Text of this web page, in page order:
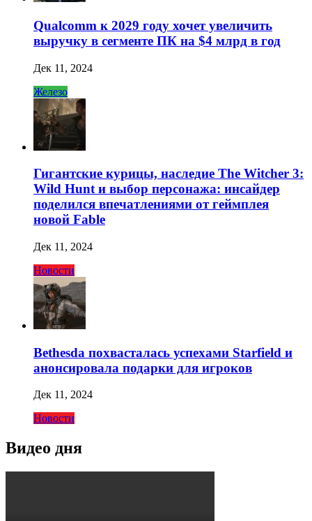
Qualcomm к 2029 году хочет увеличить
выручку в сегменте ПК на $4 млрд в год
Дек 11, 2024
Железо
Гигантские курицы, наследие The Witcher 3:
Wild Hunt и выбор персонажа: инсайдер
поделился впечатлениями от геймплея
новой Fable
Дек 11, 2024
Новости
Bethesda похвасталась успехами Starfield и
анонсировала подарки для игроков
Дек 11, 2024
Новости
Видео дня